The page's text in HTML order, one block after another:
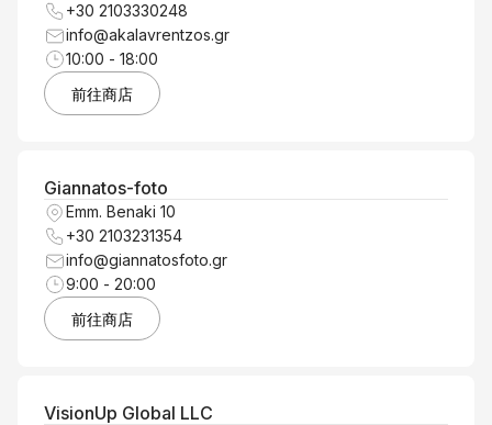
+30 2103330248
info@akalavrentzos.gr
10:00 - 18:00
前往商店
Giannatos-foto
Emm. Benaki 10
+30 2103231354
info@giannatosfoto.gr
9:00 - 20:00
前往商店
VisionUp Global LLC